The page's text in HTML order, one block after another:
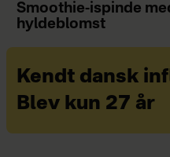
Smoothie-ispinde
hyldeblomst
Kendt dansk
Blev kun 27 år